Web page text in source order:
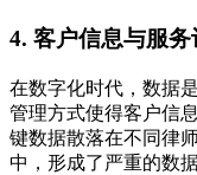
4. 客户信息与服
在数字化时代，数据
管理方式使得客户信
键数据散落在不同律
中，形成了严重的数据